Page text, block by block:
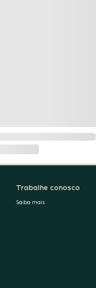
Trabalhe conosco
Saiba mais